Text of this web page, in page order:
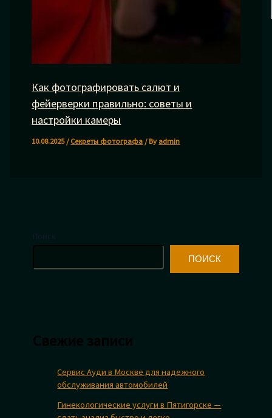
Как фотографировать салют и
фейерверки правильно: советы и
настройки камеры
10.08.2025/Секреты фотографа / Byadmin
ПОИСК
Сервис Ауди в Москве для надежного
обслуживания автомобилей
Гинекологические услуги в Пятигорске —